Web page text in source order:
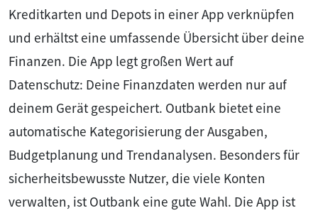
Kreditkarten und Depots in einer App verknüpfen
und erhältst eine umfassende Übersicht über deine
Finanzen. Die App legt großen Wert auf
Datenschutz: Deine Finanzdaten werden nur auf
deinem Gerät gespeichert. Outbank bietet eine
automatische Kategorisierung der Ausgaben,
Budgetplanung und Trendanalysen. Besonders für
sicherheitsbewusste Nutzer, die viele Konten
verwalten, ist Outbank eine gute Wahl. Die App ist